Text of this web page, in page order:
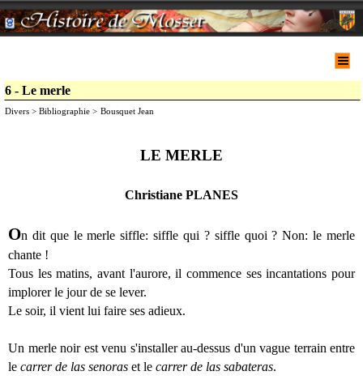
6 - Le merle
Divers > Bibliographie > Bousquet Jean
LE MERLE
Christiane PLANES
On dit que le merle siffle: siffle qui ? siffle quoi ? Non: le merle
chante !
Tous les matins, avant l'aurore, il commence ses incantations pour
implorer le jour de se lever.
Le soir, il vient lui faire ses adieux.
Un merle noir est venu s'installer au-dessus d'un vague terrain entre
le carrer de las senoras et le carrer de las sabateras.